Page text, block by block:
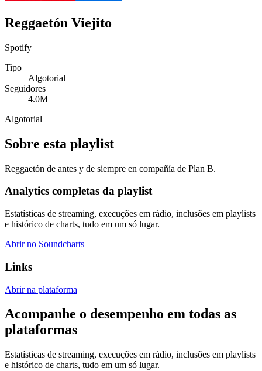
Reggaetón Viejito
Spotify
Tipo
Algotorial
Seguidores
4.0M
Algotorial
Sobre esta playlist
Reggaetón de antes y de siempre en compañía de Plan B.
Analytics completas da playlist
Estatísticas de streaming, execuções em rádio, inclusões em playlists
e histórico de charts, tudo em um só lugar.
Abrir no Soundcharts
Links
Abrir na plataforma
Acompanhe o desempenho em todas as
plataformas
Estatísticas de streaming, execuções em rádio, inclusões em playlists
e histórico de charts, tudo em um só lugar.